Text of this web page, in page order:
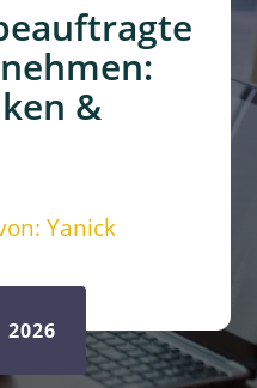
&
Yanick
2026